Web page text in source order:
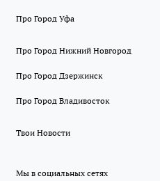
Про Город Уфа
Про Город Нижний Новгород
Про Город Дзержинск
Про Город Владивосток
Твои Новости
Мы в социальных сетях